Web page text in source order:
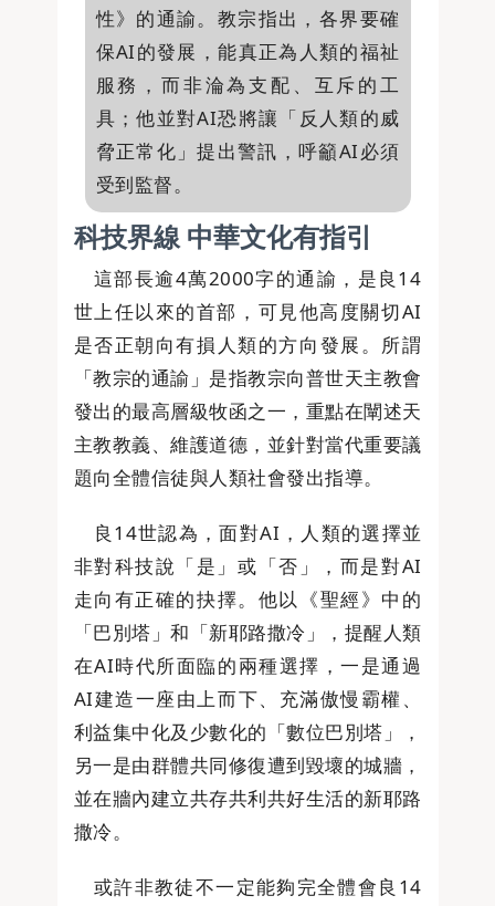
性》的通諭。教宗指出，各界要確
保AI的發展，能真正為人類的福祉
服務，而非淪為支配、互斥的工
具；他並對AI恐將讓「反人類的威
脅正常化」提出警訊，呼籲AI必須
受到監督。
科技界線 中華文化有指引
這部長逾4萬2000字的通諭，是良14
世上任以來的首部，可見他高度關切AI
是否正朝向有損人類的方向發展。所謂
「教宗的通諭」是指教宗向普世天主教會
發出的最高層級牧函之一，重點在闡述天
主教教義、維護道德，並針對當代重要議
題向全體信徒與人類社會發出指導。
良14世認為，面對AI，人類的選擇並
非對科技說「是」或「否」，而是對AI
走向有正確的抉擇。他以《聖經》中的
「巴別塔」和「新耶路撒冷」，提醒人類
在AI時代所面臨的兩種選擇，一是通過
AI建造一座由上而下、充滿傲慢霸權、
利益集中化及少數化的「數位巴別塔」，
另一是由群體共同修復遭到毀壞的城牆，
並在牆內建立共存共利共好生活的新耶路
撒冷。
或許非教徒不一定能夠完全體會良14